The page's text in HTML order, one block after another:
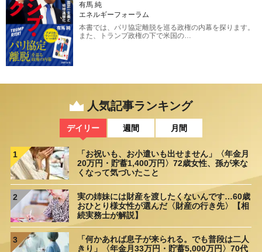
有馬 純
エネルギーフォーラム
本書では、パリ協定離脱を巡る政権の内幕を探ります。
また、トランプ政権の下で米国の…
人気記事ランキング
デイリー 週間 月間
1
「お祝いも、お小遣いも出せません」〈年金月
20万円・貯蓄1,400万円〉72歳女性、孫が来な
くなって気づいたこと
2
実の姉妹には財産を渡したくないんです…60歳
おひとり様女性が選んだ〈財産の行き先〉【相
続実務士が解説】
3
「何かあれば息子が来られる。でも普段は二人
きり」〈年金月33万円・貯蓄5,000万円〉70代